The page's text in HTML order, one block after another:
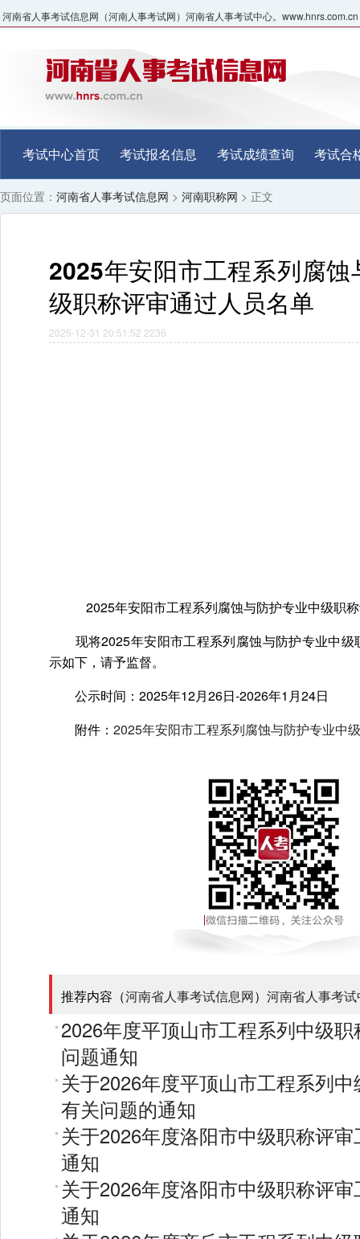
河南省人事考试信息网（河南人事考试网）河南省人事考试中心。www.hnrs.com.cn
考试中心首页 考试报名信息 考试成绩查询 考试合
页面位置： 河南省人事考试信息网 > 河南职称网 > 正文
2025年安阳市工程系列腐
级职称评审通过人员名单
2025-12-31 20:51:52 2236
2025年安阳市工程系列腐蚀与防护专业中级职
现将2025年安阳市工程系列腐蚀与防护专业中级
示如下，请予监督。
公示时间：2025年12月26日-2026年1月24日
附件： 2025年安阳市工程系列腐蚀与防护专业中
推荐内容（河南省人事考试信息网） 河南省人事考
2026年度平顶山市工程系列中级
问题通知
关于2026年度平顶山市工程系列
有关问题的通知
关于2026年度洛阳市中级职称评
通知
关于2026年度洛阳市中级职称评
通知